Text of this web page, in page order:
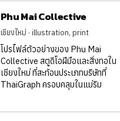
Phu Mai Collective
เชียงใหม่ · illustration, print
โปรไฟล์ตัวอย่างของ Phu Mai
Collective สตูดิโอฝีมือและสิ่งทอใน
เชียงใหม่ ที่สะท้อนประเภทบริษัทที่
ThaiGraph ครอบคลุมในแม่ริม